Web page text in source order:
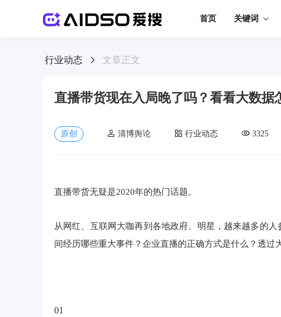
首页 关键词
行业动态 文章正文
直播带货现在入局晚了吗？看看大数据
原创 清博舆论 行业动态 3325
直播带货无疑是2020年的热门话题。
从网红、互联网大咖再到各地政府、明星，越来越多的
间经历哪些重大事件？企业直播的正确方式是什么？透过
01